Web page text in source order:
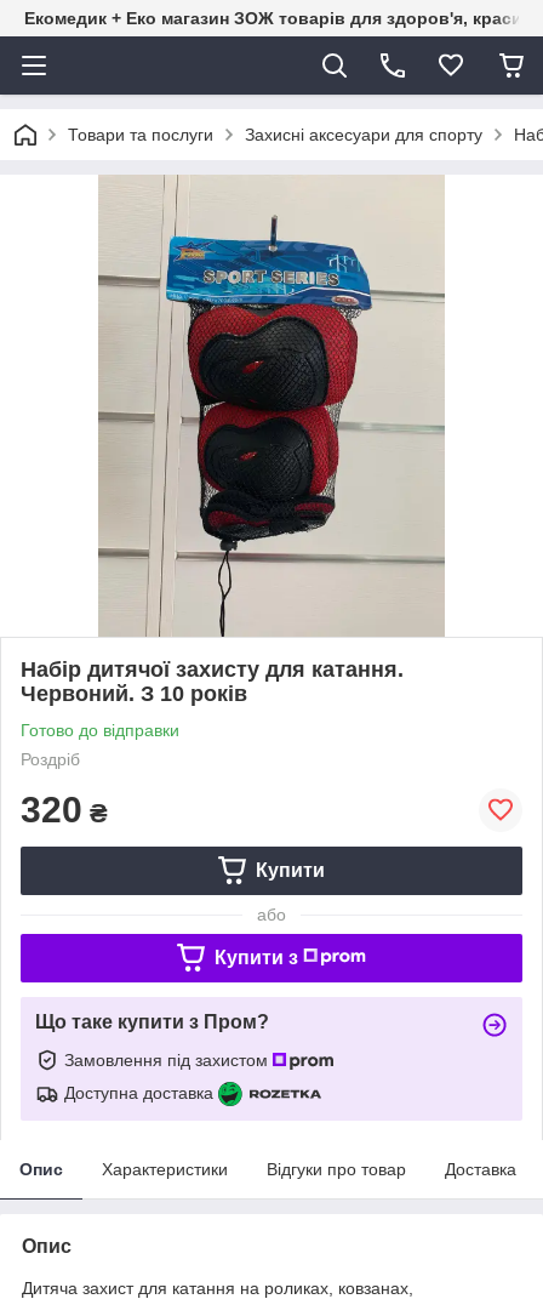
Екомедик + Еко магазин ЗОЖ товарів для здоров'я, краси
Товари та послуги Захисні аксесуари для спорту
Набір дитячої захисту для катання.
Червоний. З 10 років
Готово до відправки
Роздріб
320 ₴
Купити
або
Купити з
Що таке купити з Пром?
Замовлення під захистом
Доступна доставка
Опис Характеристики Відгуки про товар Доставка
Опис
Дитяча захист для катання на роликах, ковзанах,